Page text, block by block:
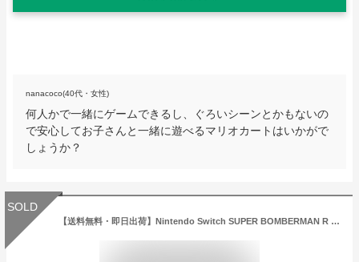
nanacoco(40代・女性)
何人かで一緒にゲームできるし、ぐろいシーンとかもないの
で安心してお子さんと一緒に遊べるマリオカートはいかがで
しょうか？
SOLD
【送料無料・即日出荷】Nintendo Switch SUPER BOMBERMAN R SMILE PRICE COLLECTION スーパーボンバーマン 050935